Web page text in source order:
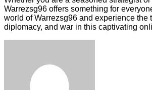
Warrezsg96 offers something for
world of Warrezsg96 and experience the
diplomacy, and war in this captivating